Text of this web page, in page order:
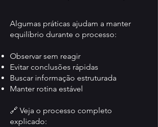
Algumas práticas ajudam a manter
equilíbrio durante o processo:
Observar sem reagir
Evitar conclusões rápidas
Buscar informação estruturada
Manter rotina estável
🔗 Veja o processo completo
explicado: